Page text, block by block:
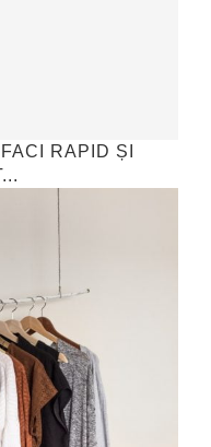
RAPID ȘI